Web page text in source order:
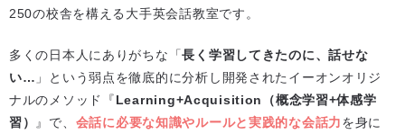
250の校舎を構える大手英会話教室です。
多くの日本人にありがちな「長く学習してきたのに、話せな
い… 」という弱点を徹底的に分析し開発されたイーオンオリジ
ナルのメソッド『Learning+Acquisition（概念学習+体感学
習）
』で、 会話に必要な知識やルールと実践的な会話力を身に